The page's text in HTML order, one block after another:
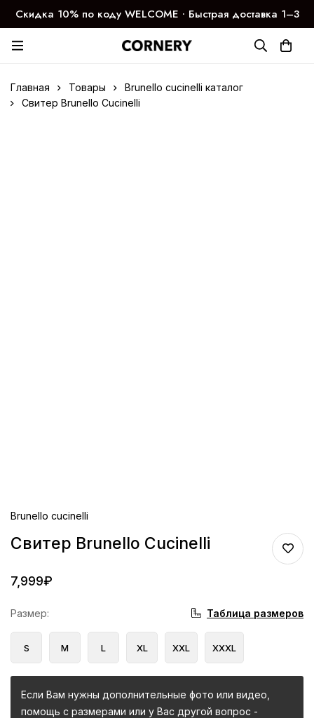
Скидка 10% по коду WELCOME ∙ Быстрая доставка 1–3
дня
Главная Товары
Brunello cucinelli каталог
Свитер Brunello Cucinelli
Brunello cucinelli
Свитер Brunello Cucinelli
7,999₽
Размер: Таблица размеров
S M L XL XXL XXXL
Если Вам нужны дополнительные фото или видео,
помощь с размерами или у Вас другой вопрос -